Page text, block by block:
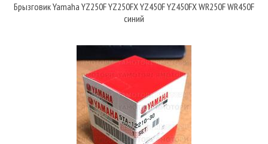
Брызговик Yamaha YZ250F YZ250FX YZ450F YZ450FX WR250F WR450F
синий